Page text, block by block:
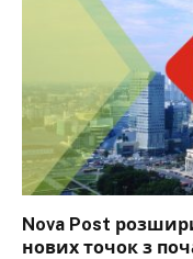
Nova Post
нових точок з